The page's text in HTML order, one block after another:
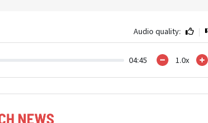
Audio quality: |
04:45 1.0x